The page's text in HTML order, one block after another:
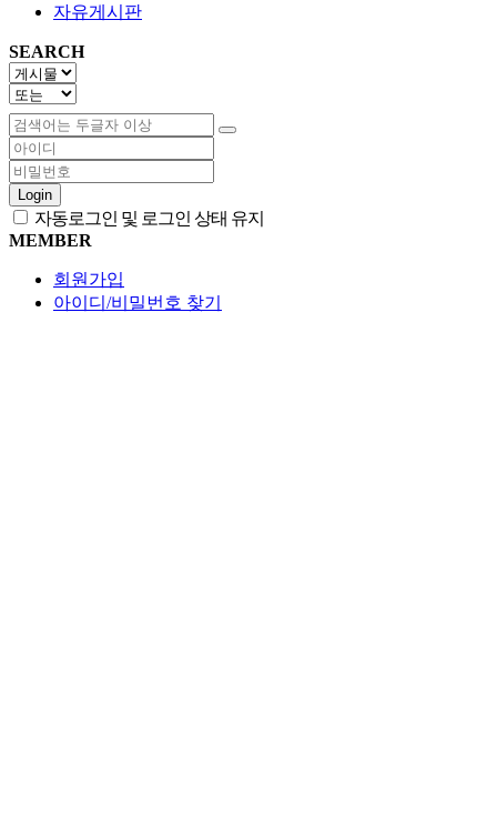
자유게시판
SEARCH
Login
자동로그인 및 로그인 상태 유지
MEMBER
회원가입
아이디/비밀번호 찾기